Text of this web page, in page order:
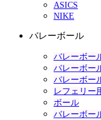
ASICS
NIKE
バレーボール
バレーボー
バレーボー
バレーボー
レフェリー
ボール
バレーボー